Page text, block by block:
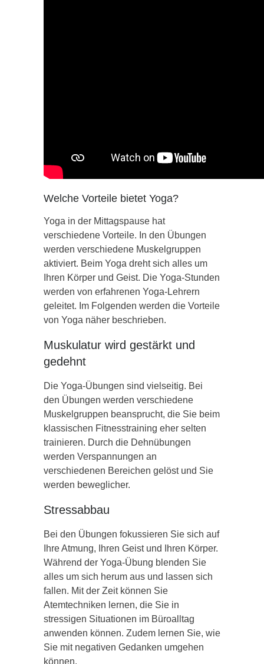
Welche Vorteile bietet Yoga?
Yoga in der Mittagspause hat
verschiedene Vorteile. In den Übungen
werden verschiedene Muskelgruppen
aktiviert. Beim Yoga dreht sich alles um
Ihren Körper und Geist. Die Yoga-Stunden
werden von erfahrenen Yoga-Lehrern
geleitet. Im Folgenden werden die Vorteile
von Yoga näher beschrieben.
Muskulatur wird gestärkt und
gedehnt
Die Yoga-Übungen sind vielseitig. Bei
den Übungen werden verschiedene
Muskelgruppen beansprucht, die Sie beim
klassischen Fitnesstraining eher selten
trainieren. Durch die Dehnübungen
werden Verspannungen an
verschiedenen Bereichen gelöst und Sie
werden beweglicher.
Stressabbau
Bei den Übungen fokussieren Sie sich auf
Ihre Atmung, Ihren Geist und Ihren Körper.
Während der Yoga-Übung blenden Sie
alles um sich herum aus und lassen sich
fallen. Mit der Zeit können Sie
Atemtechniken lernen, die Sie in
stressigen Situationen im Büroalltag
anwenden können. Zudem lernen Sie, wie
Sie mit negativen Gedanken umgehen
können.